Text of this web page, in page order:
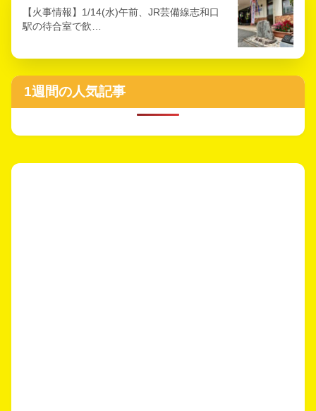
【火事情報】1/14(水)午前、JR芸備線志和口
駅の待合室で飲…
1週間の人気記事